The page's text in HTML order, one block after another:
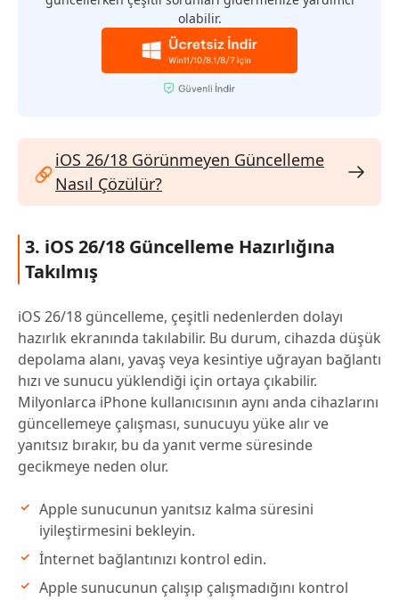
olabilir.
iOS 26/18 Görünmeyen Güncelleme
Nasıl Çözülür?
3. iOS 26/18 Güncelleme Hazırlığına
Takılmış
iOS 26/18 güncelleme, çeşitli nedenlerden dolayı
hazırlık ekranında takılabilir. Bu durum, cihazda düşük
depolama alanı, yavaş veya kesintiye uğrayan bağlantı
hızı ve sunucu yüklendiği için ortaya çıkabilir.
Milyonlarca iPhone kullanıcısının aynı anda cihazlarını
güncellemeye çalışması, sunucuyu yüke alır ve
yanıtsız bırakır, bu da yanıt verme süresinde
gecikmeye neden olur.
Apple sunucunun yanıtsız kalma süresini
iyileştirmesini bekleyin.
İnternet bağlantınızı kontrol edin.
Apple sunucunun çalışıp çalışmadığını kontrol